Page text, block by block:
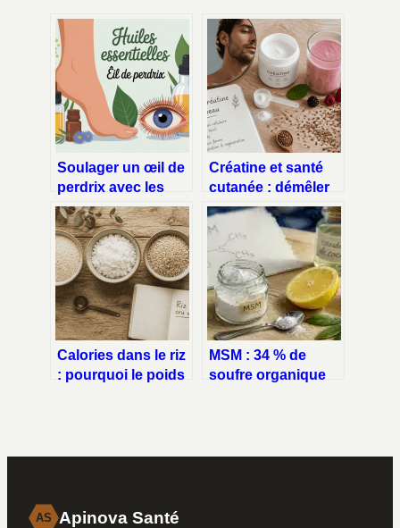
Soulager un œil de
perdrix avec les
huiles essentielles :
conseils et limites
Créatine et santé
cutanée : démêler
le vrai du faux sur
l’acné et
l’hydratation
Calories dans le riz
: pourquoi le poids
MSM : 34 % de
soufre organique
AS Apinova Santé